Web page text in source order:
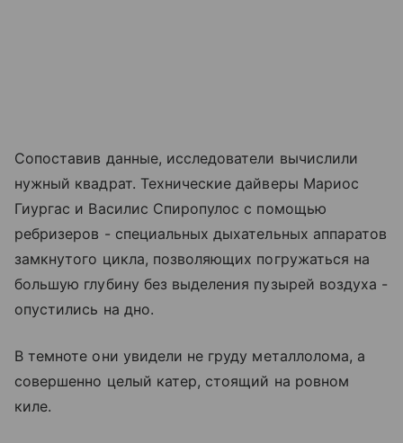
Сопоставив данные, исследователи вычислили
нужный квадрат. Технические дайверы Мариос
Гиургас и Василис Спиропулос с помощью
ребризеров - специальных дыхательных аппаратов
замкнутого цикла, позволяющих погружаться на
большую глубину без выделения пузырей воздуха -
опустились на дно.
В темноте они увидели не груду металлолома, а
совершенно целый катер, стоящий на ровном
киле.